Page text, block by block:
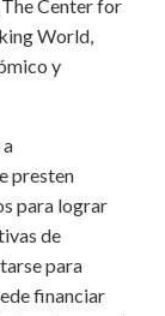
Center for
World,
y
presten
para lograr
de
para
financiar